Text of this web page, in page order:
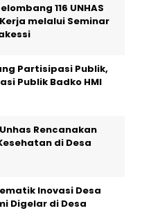
116 UNHAS
melalui Seminar
Partisipasi Publik,
Publik Badko HMI
Rencanakan
di Desa
Inovasi Desa
Digelar di Desa